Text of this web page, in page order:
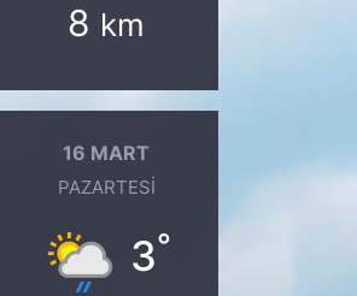
8 km
16 MART
PAZARTESI
3°